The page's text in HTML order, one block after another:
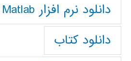
دانلود نرم افزار Matlab
دانلود کتاب